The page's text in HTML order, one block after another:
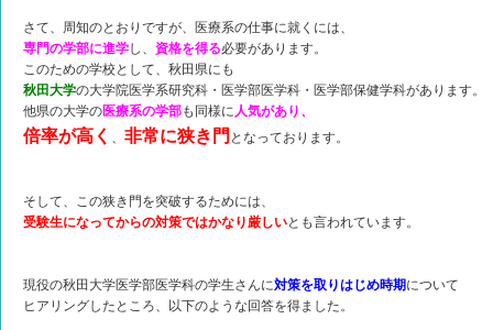
さて、周知のとおりですが、医療系の仕事に就くには、
専門の学部に進学し、 資格を得る必要があります。
このための学校として、秋田県にも
秋田大学の大学院医学系研究科・医学部医学科・医学部保健学科があります。
他県の大学の医療系の学部も同様に人気があり、
倍率が高く 、 非常に狭き門 となっております。
そして、この狭き門を突破するためには、
受験生になってからの対策ではかなり厳しいとも言われています。
現役の秋田大学医学部医学科の学生さんに対策を取りはじめ時期について
ヒアリングしたところ、以下のような回答を得ました。